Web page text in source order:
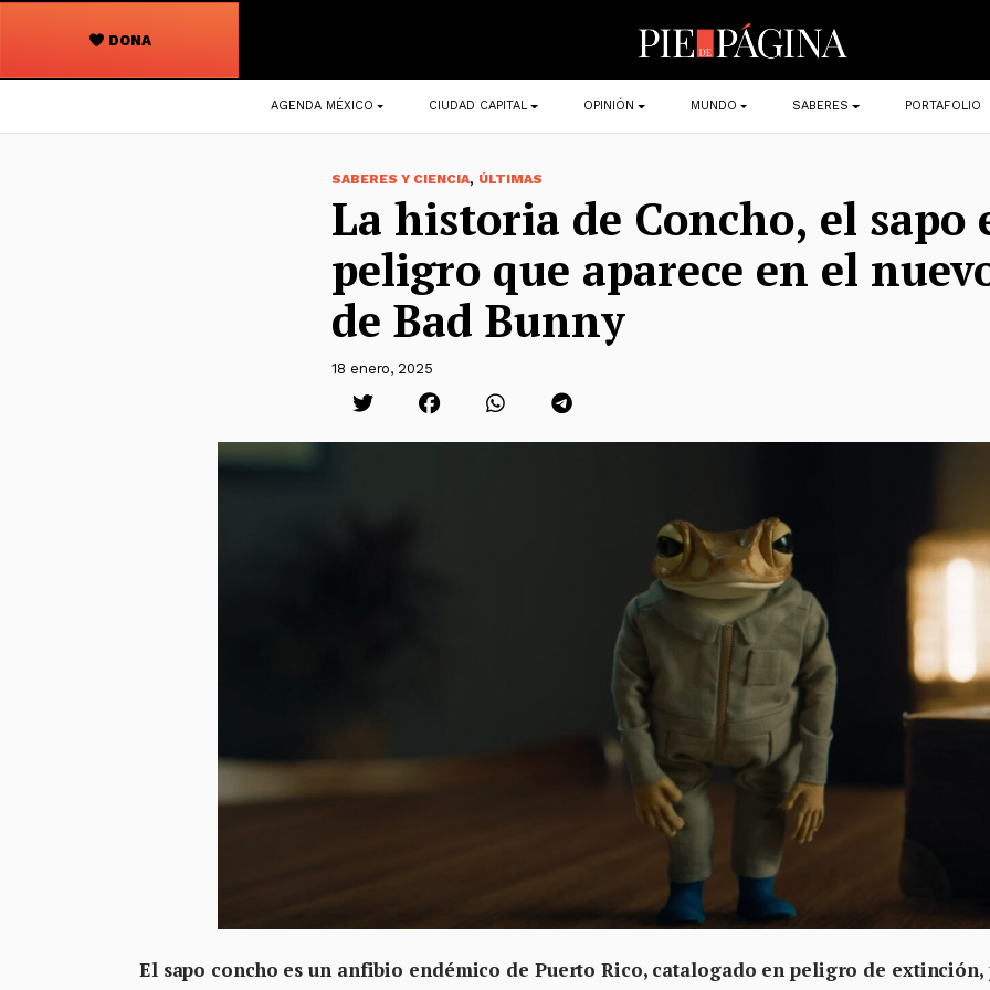
DONA
Navegación
principal
AGENDA MÉXICO CIUDAD CAPITAL OPINIÓN MUNDO SABERES PORTAFOLIO
SABERES Y CIENCIA, ÚLTIMAS
La historia de Concho, el sapo
peligro que aparece en el
de Bad Bunny
18 enero, 2025
El sapo concho es un anfibio endémico de Puerto Rico, catalogado en peligro de extinción,